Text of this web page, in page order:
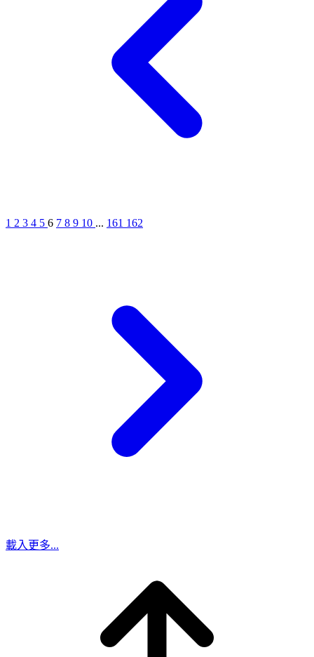
1 2 3 4 5 6 7 8 9 10 ... 161 162
載入更多...